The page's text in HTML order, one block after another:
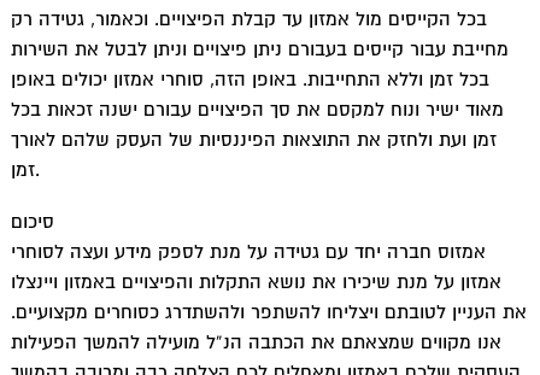
בכל הקייסים מול אמזון עד קבלת הפיצויים. וכאמור, גטידה רק
מחייבת עבור קייסים בעבורם ניתן פיצויים וניתן לבטל את השירות
בכל זמן וללא התחייבות. באופן הזה, סוחרי אמזון יכולים באופן
מאוד ישיר ונוח למקסם את סך הפיצויים עבורם ישנה זכאות בכל
זמן ועת ולחזק את התוצאות הפיננסיות של העסק שלהם לאורך
זמן.
סיכום
אמזוס חברה יחד עם גטידה על מנת לספק מידע ועצה לסוחרי
אמזון על מנת שיכירו את נושא התקלות והפיצויים באמזון ויינצלו
את העניין לטובתם ויצליחו להשתפר ולהשתדרג כסוחרים מקצועיים.
אנו מקווים שמצאתם את הכתבה הנ”ל מועילה להמשך הפעילות